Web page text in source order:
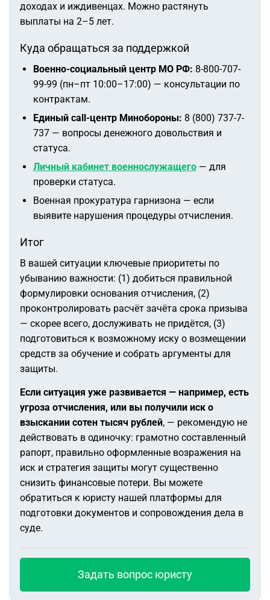
доходах и иждивенцах. Можно растянуть
выплаты на 2–5 лет.
Куда обращаться за поддержкой
Военно-социальный центр МО РФ: 8-800-707-
99-99 (пн–пт 10:00–17:00) — консультации по
контрактам.
Единый call-центр Минобороны: 8 (800) 737-7-
737 — вопросы денежного довольствия и
статуса.
Личный кабинет военнослужащего — для
проверки статуса.
Военная прокуратура гарнизона — если
выявите нарушения процедуры отчисления.
Итог
В вашей ситуации ключевые приоритеты по
убыванию важности: (1) добиться правильной
формулировки основания отчисления, (2)
проконтролировать расчёт зачёта срока призыва
— скорее всего, дослуживать не придётся, (3)
подготовиться к возможному иску о возмещении
средств за обучение и собрать аргументы для
защиты.
Если ситуация уже развивается — например, есть
угроза отчисления, или вы получили иск о
взыскании сотен тысяч рублей, — рекомендую не
действовать в одиночку: грамотно составленный
рапорт, правильно оформленные возражения на
иск и стратегия защиты могут существенно
снизить финансовые потери. Вы можете
обратиться к юристу нашей платформы для
подготовки документов и сопровождения дела в
суде.
Задать вопрос юристу